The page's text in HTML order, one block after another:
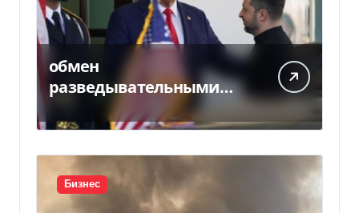
обмен
разведывательными
данными между
Украиной и США
значительно вырос, —
Politico
Бизнес